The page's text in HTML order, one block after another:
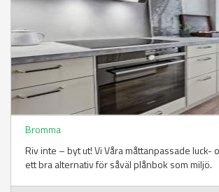
Bromma
Riv inte – byt ut! Vi Våra måttanpassade luck-
ett bra alternativ för såväl plånbok som miljö.